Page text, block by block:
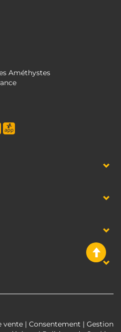
Améthystes
vente | Consentement | Gestion